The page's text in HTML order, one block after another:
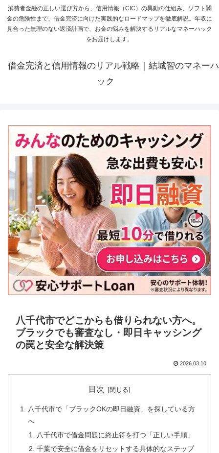
消費者金融の正しい選び方から、信用情報（CIC）の異動の仕組み、ソフト闇
金の危険性まで、借金完済に向けた実践的なロードマップを徹底解説。年収に
見合った無理のない返済計画で、お金の悩みを解決するリアルなマネーハック
をお届けします。
借金完済と信用情報のリアル戦略｜結城智のマネーハ
ック
八千代市でどこからも借りられない方へ。
ブラックでも審査なし・即日キャッシング
の罠と安全な解決策
2026.03.10
目次
八千代市で「ブラックOKの即日融資」を探している方
へ
八千代市で借金問題に終止符を打つ「正しい手順」
千葉で安全に借金をリセットする具体的なステップ